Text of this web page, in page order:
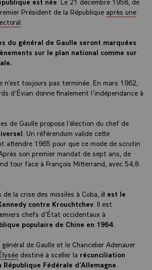
Président de la République après une
du général de Gaulle seront marquées
sur le plan national comme sur
n’est toujours pas terminée. En mars 1962,
d’Évian donne finalement l’indépendance à
de Gaulle propose l’élection du chef de
. Un référendum valide cette
attendre 1965 pour que ce mode de scrutin
son premier mandat de sept ans, de
tour face à François Mitterrand, avec 54,8
de la crise des missiles à Cuba, il est le
contre Krouchtchev . Il est
chefs d’État occidentaux à
populaire de Chine en 1964.
de Gaulle et le Chancelier Adenauer
destiné à sceller la réconciliation
Fédérale d’Allemagne